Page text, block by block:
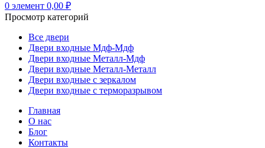
0 элемент 0,00 ₽
Просмотр категорий
Все двери
Двери входные Мдф-Мдф
Двери входные Металл-Мдф
Двери входные Металл-Металл
Двери входные с зеркалом
Двери входные с терморазрывом
Главная
О нас
Блог
Контакты